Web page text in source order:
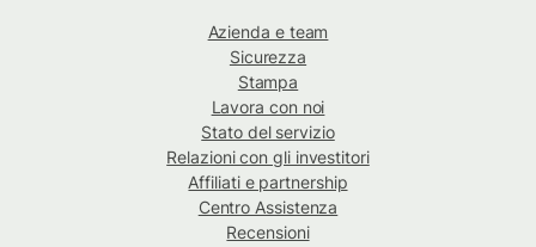
Azienda e team
Sicurezza
Stampa
Lavora con noi
Stato del servizio
Relazioni con gli investitori
Affiliati e partnership
Centro Assistenza
Recensioni